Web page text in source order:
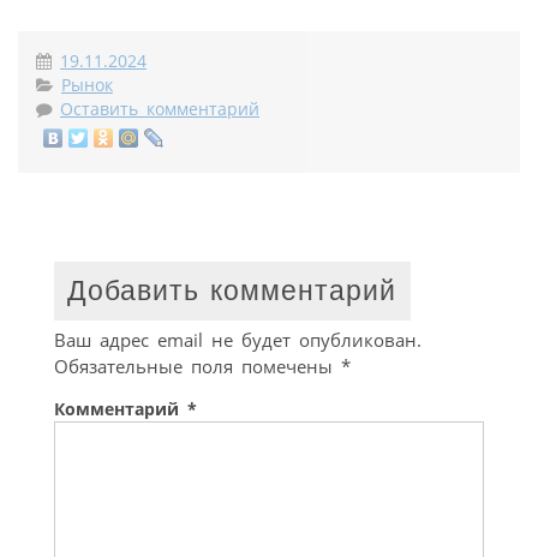
19.11.2024
Рынок
Оставить комментарий
Добавить комментарий
Ваш адрес email не будет опубликован.
Обязательные поля помечены *
Комментарий *